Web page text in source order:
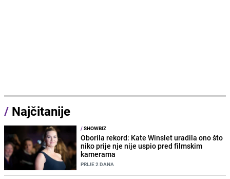
/ Najčitanije
/SHOWBIZ
Oborila rekord: Kate Winslet uradila ono što
niko prije nje nije uspio pred filmskim
kamerama
PRIJE 2 DANA